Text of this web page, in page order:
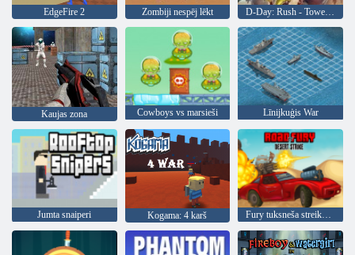
EdgeFire 2 Zombiji nespēj lēkt D-Day: Rush - Tower Defense
Kaujas zona Cowboys vs marsieši Līnijkuģis War
Jumta snaiperi Kogama: 4 karš Fury tuksneša streika ceļš